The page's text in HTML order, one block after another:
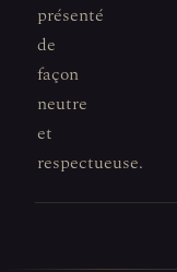
présenté
de
façon
neutre
et
respectueuse.